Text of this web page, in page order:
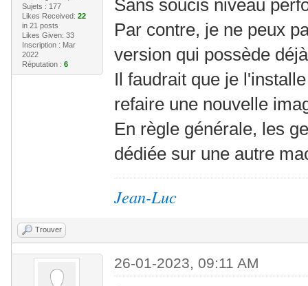
Sujets : 177
Likes Received: 22
in 21 posts
Likes Given: 33
Inscription : Mar
2022
Réputation : 6
Sans soucis niveau
Par contre, je ne peux
version qui possède
Il faudrait que je
refaire une nouvelle
En règle générale, les
dédiée sur une autre
Jean-Luc
Trouver
26-01-2023, 09:11 AM